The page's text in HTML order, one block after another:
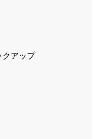
クアップ